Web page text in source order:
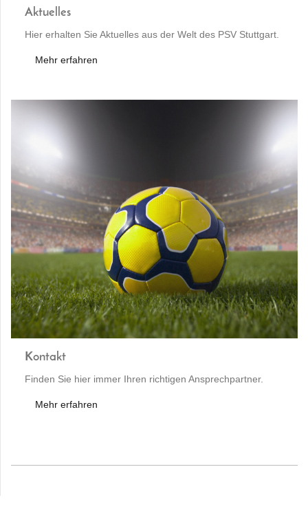
Aktuelles
Hier erhalten Sie Aktuelles aus der Welt des PSV Stuttgart.
Mehr erfahren
Kontakt
Finden Sie hier immer Ihren richtigen Ansprechpartner.
Mehr erfahren